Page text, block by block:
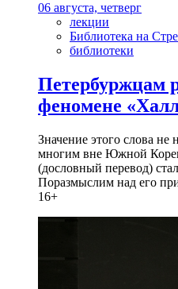
06 августа, четверг
лекции
Библиотека на
библиотеки
Петербуржцам
феномене
Значение этого слова не
многим вне Южной
(дословный перевод)
Поразмыслим над его
16+